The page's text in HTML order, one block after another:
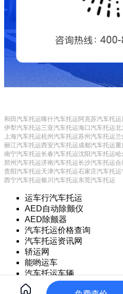
和田汽车托运喀什汽车托运阿克苏汽车托运
伊犁汽车托运三亚汽车托运海口汽车托运北
上海汽车托运杭州汽车托运苏州汽车托运兰
丽江汽车托运西安汽车托运成都汽车托运重
南宁汽车托运长春汽车托运沈阳汽车托运哈
郑州汽车托运济南汽车托运长沙汽车托运合
贵阳汽车托运天津汽车托运石家庄汽车托运
西宁汽车托运银川汽车托运东莞汽车托运
运车行汽车托运
AED自动除颤仪
AED除颤器
汽车托运价格查询
汽车托运资讯网
轿运网
能哟运车
汽车托运车辆
Copyright © 2021 常州甲保御